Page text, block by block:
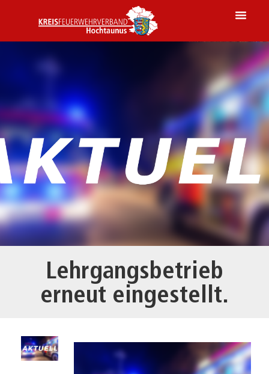
Lehrgangsbetrieb
erneut eingestellt.